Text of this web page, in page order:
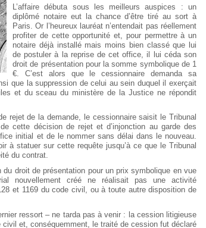
L’affaire débuta sous les meilleurs auspices : un
diplômé notaire eut la chance d’être tiré au sort à
Paris. Or l’heureux lauréat n’entendait pas réellement
profiter de cette opportunité et, pour permettre à un
notaire déjà installé mais moins bien classé que lui
de postuler à la reprise de cet office, il lui céda son
droit de présentation pour la somme symbolique de 1
€. C’est alors que le cessionnaire demanda sa
que la suppression de celui au sein duquel il exerçait
et du sceau du ministère de la Justice ne répondit
rejet de la demande, le cessionnaire saisit le Tribunal
cette décision de rejet et d’injonction au garde des
initial et de le nommer sans délai dans le nouveau.
à statuer sur cette requête jusqu’à ce que le Tribunal
du contrat.
droit de présentation pour un prix symbolique en vue
nouvellement créé ne réalisait pas une activité
et 1169 du code civil, ou à toute autre disposition de
ressort – ne tarda pas à venir : la cession litigieuse
civil et, conséquemment, le traité de cession fut déclaré